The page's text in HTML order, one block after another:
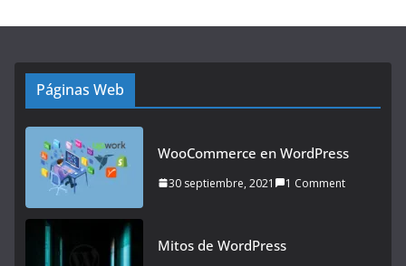
Páginas Web
WooCommerce en WordPress
30 septiembre, 2021 1 Comment
Mitos de WordPress